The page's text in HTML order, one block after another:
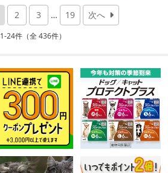
2 3 … 19 次へ
1-24件（全 436件）